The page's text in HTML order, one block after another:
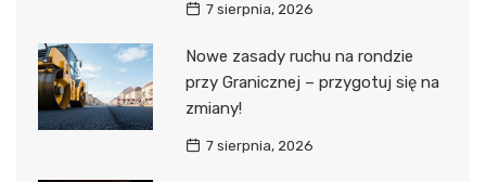
7 sierpnia, 2026
Nowe zasady ruchu na rondzie
przy Granicznej – przygotuj się na
zmiany!
7 sierpnia, 2026